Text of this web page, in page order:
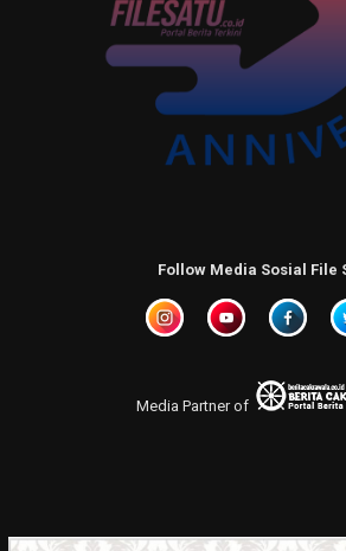
Follow Media Sosial File
Media Partner of